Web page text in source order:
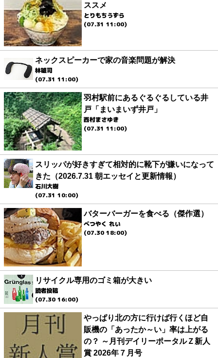
ススメ
とりもちうずら
(07.31 11:00)
ネックスピーカーで家の音楽問題が解決
林雄司
(07.31 11:00)
羽村駅前にあるぐるぐるしている井
戸「まいまいず井戸」
西村まさゆき
(07.31 11:00)
スリッパが好きすぎて相対的に靴下が嫌いになって
きた（2026.7.31 朝エッセイと更新情報）
石川大樹
(07.31 10:00)
バターバーガーを食べる（傑作選）
べつやく れい
(07.30 18:00)
リサイクル専用のゴミ箱が大きい
読者投稿
(07.30 16:00)
やっぱり北の方に行けば行くほど自
販機の「あったか～い」率は上がる
の？ ～月刊デイリーポータルＺ新人
賞 2026年７月号